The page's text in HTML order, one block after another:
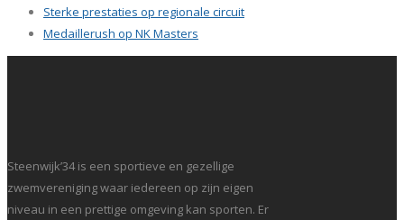
Sterke prestaties op regionale circuit
Medaillerush op NK Masters
Steenwijk’34 is een sportieve en gezellige
zwemvereniging waar iedereen op zijn eigen
niveau in een prettige omgeving kan sporten. Er